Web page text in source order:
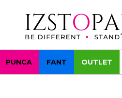
PUNCA FANT OUTLET